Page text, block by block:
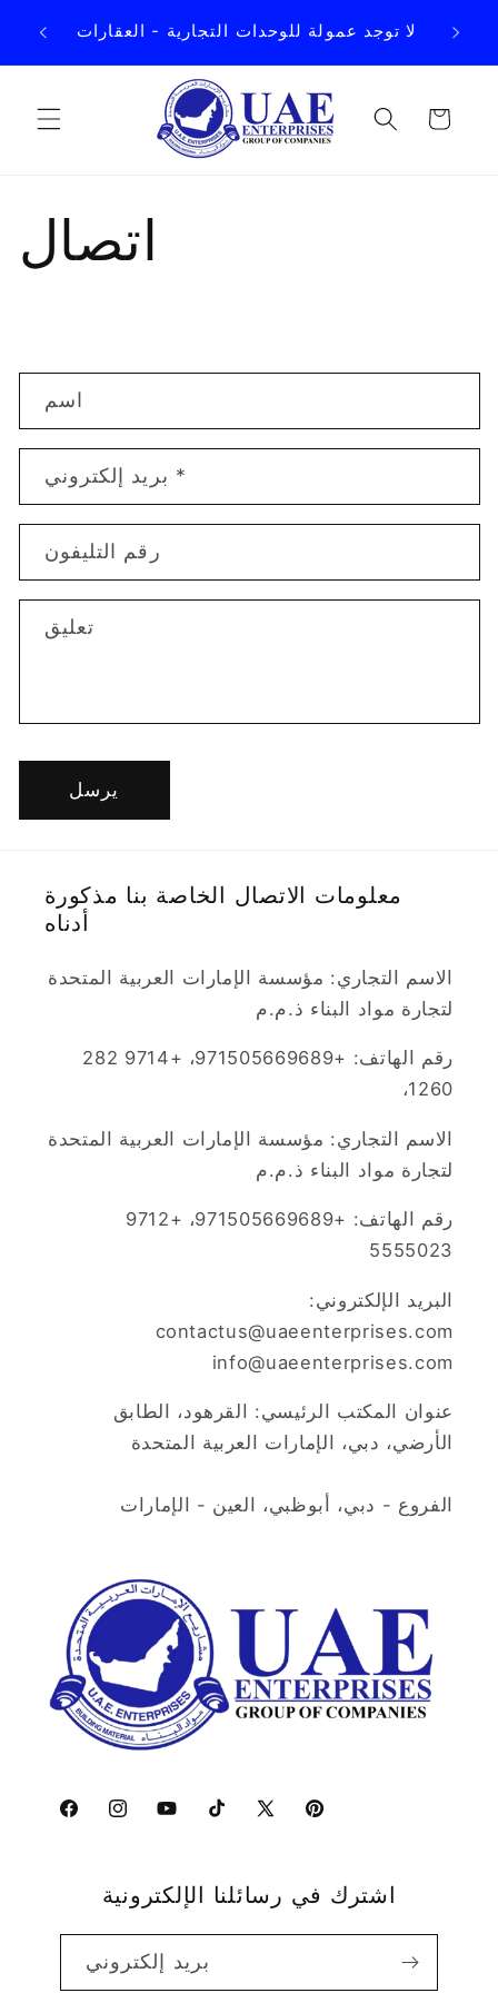
إلى
لا توجد عمولة للوحدات التجارية - العقارات
العربة
اتصال
م
و
ج
ل
ا
ل
اسم
*
رقم التليفون
تعليق
يرسل
معلومات الاتصال الخاصة بنا مذكورة
أدناه
الاسم التجاري: مؤسسة الإمارات العربية المتحدة
لتجارة مواد البناء ذ.م.م
رقم الهاتف: +971505669689، +9714 282
1260،
الاسم التجاري: مؤسسة الإمارات العربية المتحدة
لتجارة مواد البناء ذ.م.م
رقم الهاتف: +971505669689، +9712
5555023
البريد الإلكتروني:
contactus@uaeenterprises.com
info@uaeenterprises.com
عنوان المكتب الرئيسي: القرهود، الطابق
الأرضي، دبي، الإمارات العربية المتحدة
الفروع - دبي، أبوظبي، العين - الإمارات
فيسبوكانستجراميوتيوب تيك
إكس
بينتريست
اشترك في رسائلنا الإلكترونية
بريد إلكتروني